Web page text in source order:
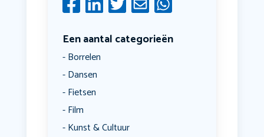
Een aantal categorieën
Borrelen
Dansen
Fietsen
Film
Kunst & Cultuur